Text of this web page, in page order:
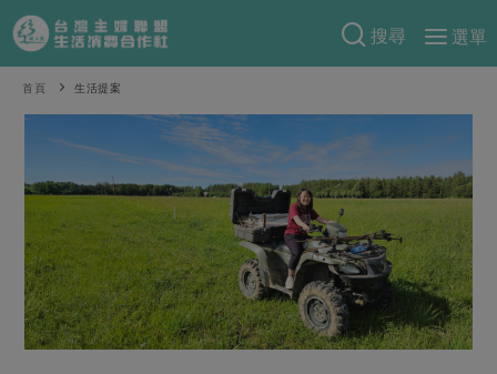
搜尋
選單
產品分類
當令水果
芽苗類 蕈菇類
辛香料類
奶蛋豆・五穀
蛋 乳製品
食材
米食
麵食
肉食
海鮮
特別企畫
預購活動
把最好的台灣味帶回家！
防災用品預購圓滿結束
綠主張
觀點文章
主婦食堂 一籃菜真心話
關於合作社
首頁 生活提案